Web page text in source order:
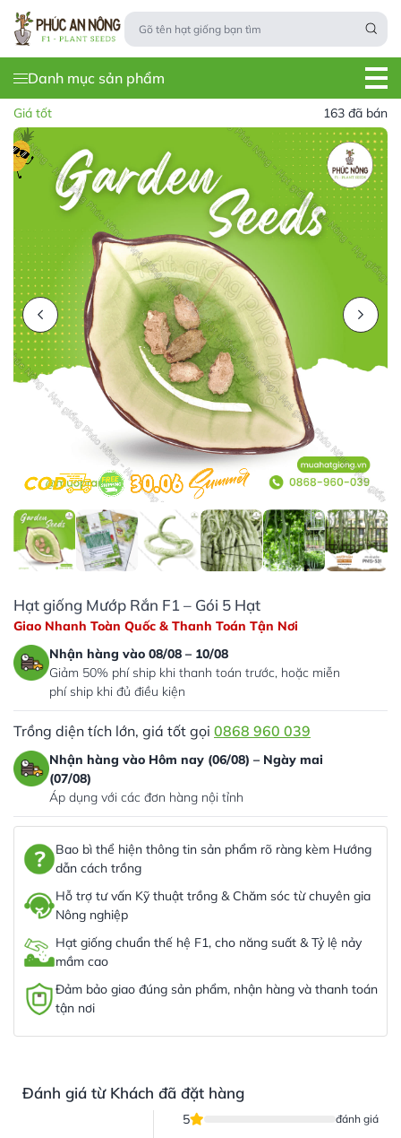
Danh mục sản phẩm
Giá tốt 163 đã bán
Hạt giống Mướp Rắn F1 – Gói 5 Hạt
Giao Nhanh Toàn Quốc & Thanh Toán Tận Nơi
Nhận hàng vào 08/08 – 10/08
Giảm 50% phí ship khi thanh toán trước, hoặc miễn
phí ship khi đủ điều kiện
Trồng diện tích lớn, giá tốt gọi 0868 960 039
Nhận hàng vào Hôm nay (06/08) – Ngày mai
(07/08)
Áp dụng với các đơn hàng nội tỉnh
Bao bì thể hiện thông tin sản phẩm rõ ràng kèm Hướng
dẫn cách trồng
Hỗ trợ tư vấn Kỹ thuật trồng & Chăm sóc từ chuyên gia
Nông nghiệp
Hạt giống chuẩn thế hệ F1, cho năng suất & Tỷ lệ nảy
mầm cao
Đảm bảo giao đúng sản phẩm, nhận hàng và thanh toán
tận nơi
Đánh giá từ Khách đã đặt hàng
5 đánh giá